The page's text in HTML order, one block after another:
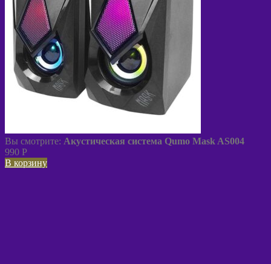
Вы смотрите: Акустическая система Qumo Mask AS004
990 P
В корзину